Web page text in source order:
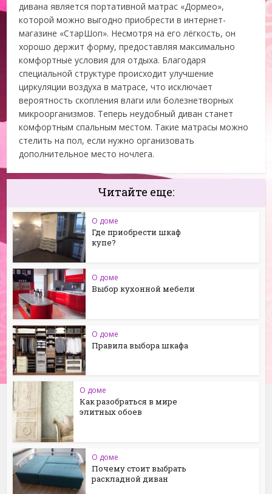
дивана является портативной матрас «Дормео»,
которой можно выгодно приобрести в интернет-
магазине «СтарШоп». Несмотря на его лёгкость, он
хорошо держит форму, предоставляя максимально
комфортные условия для отдыха. Благодаря
специальной структуре происходит улучшение
циркуляции воздуха в матрасе, что исключает
вероятность скопления влаги или болезнетворных
микроорганизмов. Теперь неудобный диван станет
комфортным спальным местом. Такие матрасы можно
стелить на пол, если нужно организовать
дополнительное место ночлега.
Читайте еще:
О доме
Где приобрести шкаф
купе?
О доме
Выбор кухонной мебели
О доме
Правила выбора шкафа
О доме
Как разобраться в мире
элитных обоев
О доме
Почему стоит выбрать
раскладной диван